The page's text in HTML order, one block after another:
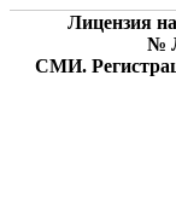
Лицензия
№
СМИ.